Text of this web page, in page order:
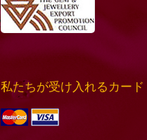
私たちが受け入れるカード